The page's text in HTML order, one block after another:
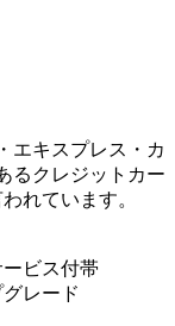
エキスプレス・カ
るクレジットカー
れています。
ビス付帯
レード